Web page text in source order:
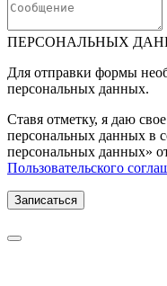
ПЕРСОНАЛЬНЫХ
Для отправки формы
персональных данных.
Ставя отметку, я даю
персональных данных в
персональных данных»
Пользовательского
Записаться